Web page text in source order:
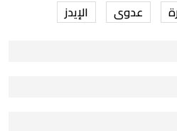
عدوى الإيدز